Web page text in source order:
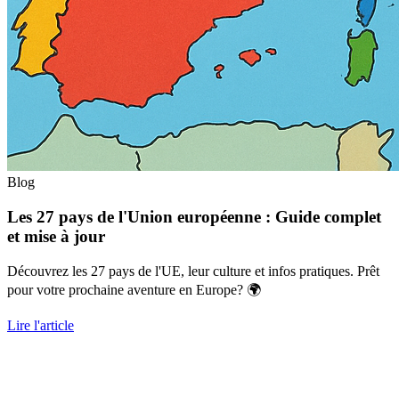
Blog
Les 27 pays de l'Union européenne : Guide complet
et mise à jour
Découvrez les 27 pays de l'UE, leur culture et infos pratiques. Prêt
pour votre prochaine aventure en Europe? 🌍
Lire l'article